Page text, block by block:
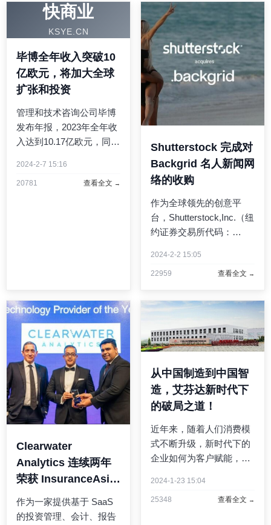
项,是首个获得此奖的跨境
支付品牌。“香港 ...
Katib）哈利•赛亚丁博士
表示，恩莱特司各特 ...
快商业
KSYE.CN
毕博全年收入突破10
亿欧元，将加大全球
扩张和投资
管理和技术咨询公司毕博
发布年报，2023年全年收
入达到10.17亿欧元，同比
国家完成了1800多个项
2024-2-7 15:16
20781 查看全文
Shutterstock 完成对
Backgrid 名人新闻网
络的收购
作为全球领先的创意平
台，Shutterstock,Inc.（纽
约证券交易所代码：
建桥梁。该公司于今日宣
要集散地 Backgrid。三十
流媒 ...
2024-2-2 15:05
22959 查看全文
Clearwater
Analytics 连续两年
荣获 InsuranceAsia
News 颁发的卓越奖
作为一家提供基于 SaaS
的投资管理、会计、报告
从中国制造到中国智
造，艾芬达新时代下
的破局之道！
近年来，随着人们消费模
式不断升级，新时代下的
企业如何为客户赋能，是
热毛巾架的高新技术企
2024-1-23 15:04
25348 查看全文